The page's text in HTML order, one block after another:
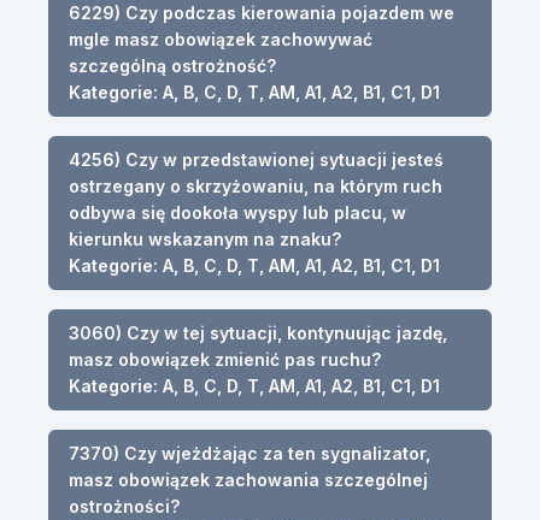
6229) Czy podczas kierowania pojazdem we
mgle masz obowiązek zachowywać
szczególną ostrożność?
Kategorie: A, B, C, D, T, AM, A1, A2, B1, C1, D1
4256) Czy w przedstawionej sytuacji jesteś
ostrzegany o skrzyżowaniu, na którym ruch
odbywa się dookoła wyspy lub placu, w
kierunku wskazanym na znaku?
Kategorie: A, B, C, D, T, AM, A1, A2, B1, C1, D1
3060) Czy w tej sytuacji, kontynuując jazdę,
masz obowiązek zmienić pas ruchu?
Kategorie: A, B, C, D, T, AM, A1, A2, B1, C1, D1
7370) Czy wjeżdżając za ten sygnalizator,
masz obowiązek zachowania szczególnej
ostrożności?